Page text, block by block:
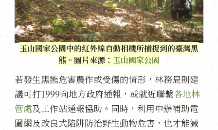
玉山國家公園中的紅外線自動相機所捕捉到的臺灣黑
熊。圖片來源： 玉山國家公園
若發生黑熊危害農作或受傷的情形，林務局則建
議可打1999向地方政府通報，或就近聯繫各地林
管處及工作站通報協助。同時，利用申辦補助電
圍網及改良式陷阱防治野生動物危害，也才能減